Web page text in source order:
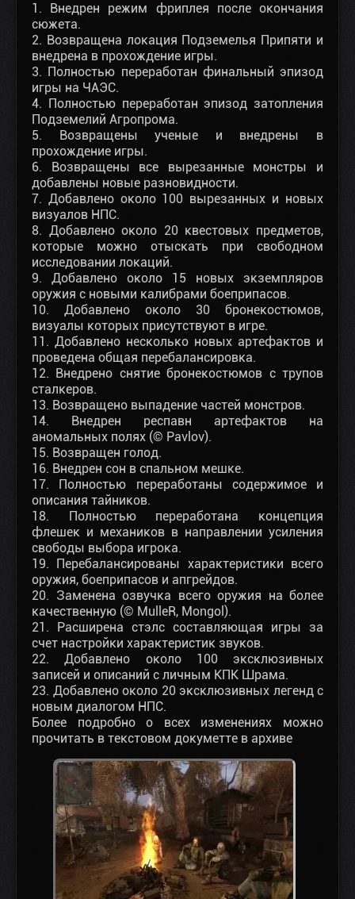
1. Внедрен режим фриплея после окончания
сюжета.
2. Возвращена локация Подземелья Припяти и
внедрена в прохождение игры.
3. Полностью переработан финальный эпизод
игры на ЧАЭС.
4. Полностью переработан эпизод затопления
Подземелий Агропрома.
5. Возвращены ученые и внедрены в
прохождение игры.
6. Возвращены все вырезанные монстры и
добавлены новые разновидности.
7. Добавлено около 100 вырезанных и новых
визуалов НПС.
8. Добавлено около 20 квестовых предметов,
которые можно отыскать при свободном
исследовании локаций.
9. Добавлено около 15 новых экземпляров
оружия с новыми калибрами боеприпасов.
10. Добавлено около 30 бронекостюмов,
визуалы которых присутствуют в игре.
11. Добавлено несколько новых артефактов и
проведена общая перебалансировка.
12. Внедрено снятие бронекостюмов с трупов
сталкеров.
13. Возвращено выпадение частей монстров.
14. Внедрен респавн артефактов на
аномальных полях (© Pavlov).
15. Возвращен голод.
16. Внедрен сон в спальном мешке.
17. Полностью переработаны содержимое и
описания тайников.
18. Полностью переработана концепция
флешек и механиков в направлении усиления
свободы выбора игрока.
19. Перебалансированы характеристики всего
оружия, боеприпасов и апгрейдов.
20. Заменена озвучка всего оружия на более
качественную (© MulleR, Mongol).
21. Расширена стэлс составляющая игры за
счет настройки характеристик звуков.
22. Добавлено около 100 эксклюзивных
записей и описаний с личным КПК Шрама.
23. Добавлено около 20 эксклюзивных легенд с
новым диалогом НПС.
Более подробно о всех изменениях можно
прочитать в текстовом докуметте в архиве